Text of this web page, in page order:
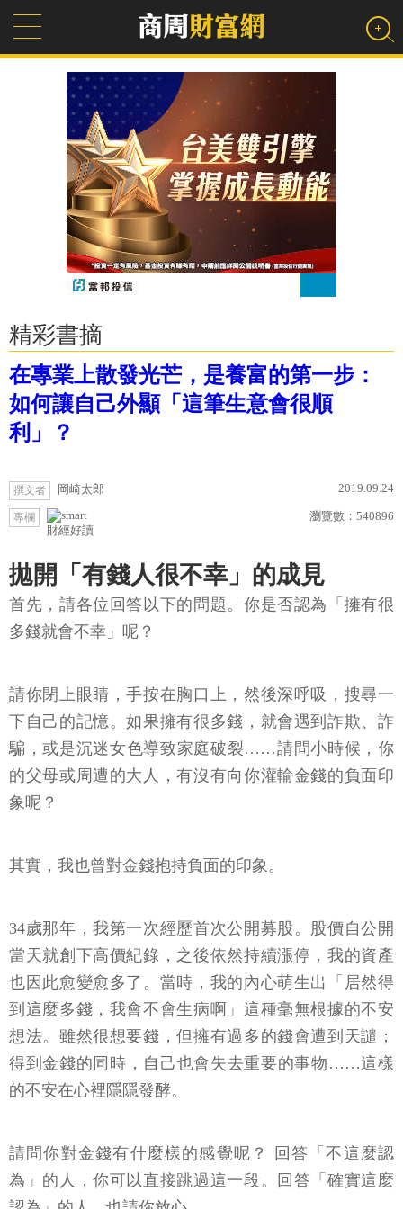
精彩書摘
在專業上散發光芒，是養富的第一步：
如何讓自己外顯「這筆生意會很順
利」？
撰文者 岡崎太郎 2019.09.24
專欄
財經好讀
瀏覽數： 540896
拋開「有錢人很不幸」的成見
首先，請各位回答以下的問題。你是否認為「擁有很
多錢就會不幸」呢？
請你閉上眼睛，手按在胸口上，然後深呼吸，搜尋一
下自己的記憶。如果擁有很多錢，就會遇到詐欺、詐
騙，或是沉迷女色導致家庭破裂……請問小時候，你
的父母或周遭的大人，有沒有向你灌輸金錢的負面印
象呢？
其實，我也曾對金錢抱持負面的印象。
34歲那年，我第一次經歷首次公開募股。股價自公開
當天就創下高價紀錄，之後依然持續漲停，我的資產
也因此愈變愈多了。當時，我的內心萌生出「居然得
到這麼多錢，我會不會生病啊」這種毫無根據的不安
想法。雖然很想要錢，但擁有過多的錢會遭到天譴；
得到金錢的同時，自己也會失去重要的事物……這樣
的不安在心裡隱隱發酵。
請問你對金錢有什麼樣的感覺呢？ 回答「不這麼認
為」的人，你可以直接跳過這一段。回答「確實這麼